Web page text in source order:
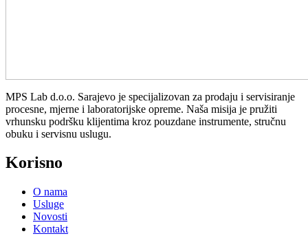
MPS Lab d.o.o. Sarajevo je specijalizovan za prodaju i servisiranje
procesne, mjerne i laboratorijske opreme. Naša misija je pružiti
vrhunsku podršku klijentima kroz pouzdane instrumente, stručnu
obuku i servisnu uslugu.
Korisno
O nama
Usluge
Novosti
Kontakt